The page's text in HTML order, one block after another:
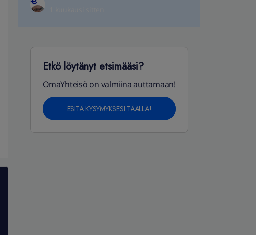
Etkö löytänyt etsimääsi?
OmaYhteisö on valmiina auttamaan!
ESITÄ KYSYMYKSESI TÄÄLLÄ!